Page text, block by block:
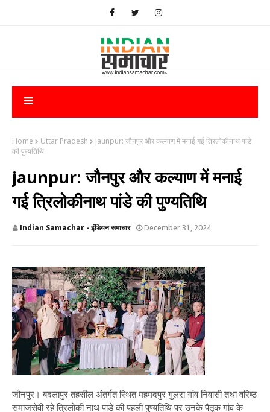
Home Uttar Pradesh
jaunpur: जौनपुर और कल्याण में मनाई गई त्रिलोकीनाथ पांडे
की पुण्यतिथि
jaunpur: जौनपुर और कल्याण में मनाई
गई त्रिलोकीनाथ पांडे की पुण्यतिथि
Indian Samachar - इंडियन समाचार December 31, 2024
जौनपुर। बदलापुर तहसील अंतर्गत स्थित महमदपुर गुलरा गांव निवासी तथा वरिष्ठ
समाजसेवी रहे त्रिलोकी नाथ पांडे की पहली पुण्यतिथि पर उनके पैतृक गांव के